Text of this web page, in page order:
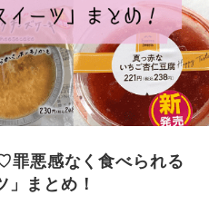
罪悪感なく食べられる
まとめ！